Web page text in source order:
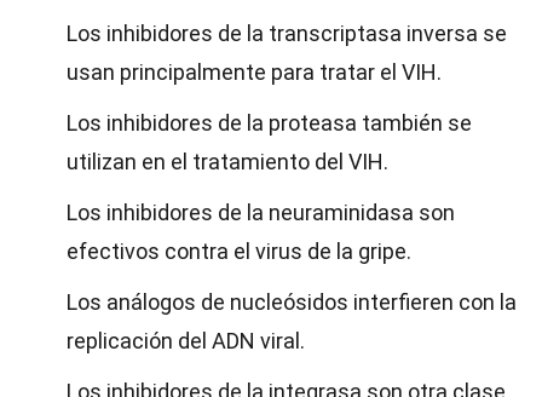
Los inhibidores de la transcriptasa inversa se
usan principalmente para tratar el VIH.
Los inhibidores de la proteasa también se
utilizan en el tratamiento del VIH.
Los inhibidores de la neuraminidasa son
efectivos contra el virus de la gripe.
Los análogos de nucleósidos interfieren con la
replicación del ADN viral.
Los inhibidores de la integrasa son otra clase